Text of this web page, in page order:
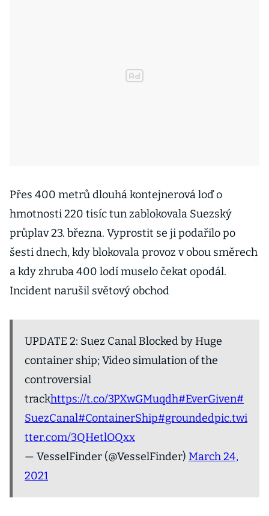
Přes 400 metrů dlouhá kontejnerová loď o
hmotnosti 220 tisíc tun zablokovala Suezský
průplav 23. března. Vyprostit se ji podařilo po
šesti dnech, kdy blokovala provoz v obou směrech
a kdy zhruba 400 lodí muselo čekat opodál.
Incident narušil světový obchod
UPDATE 2: Suez Canal Blocked by Huge
container ship; Video simulation of the
controversial
trackhttps://t.co/3PXwGMuqdh#EverGiven#
SuezCanal#ContainerShip#groundedpic.twi
tter.com/3QHetlOQxx
— VesselFinder (@VesselFinder) March 24,
2021